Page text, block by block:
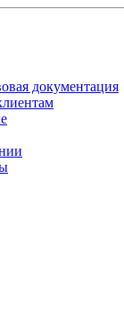
документация